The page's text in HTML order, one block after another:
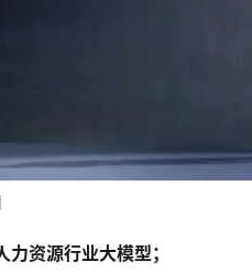
力资源行业大模型；